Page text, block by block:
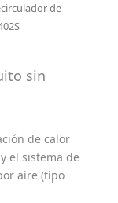
de
sin
de calor
el sistema de
aire (tipo